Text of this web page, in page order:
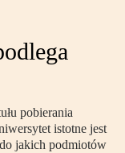
pobierania
istotne jest
jakich podmiotów